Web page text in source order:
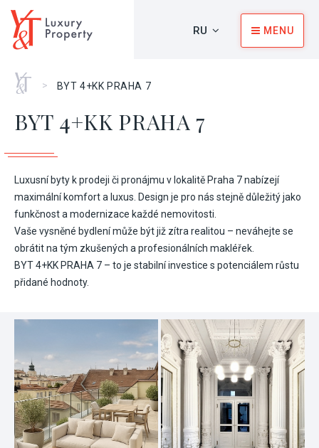
RU MENU
Главная
> BYT 4+KK PRAHA 7
BYT 4+KK PRAHA 7
Luxusní byty k prodeji či pronájmu v lokalitě Praha 7 nabízejí
maximální komfort a luxus. Design je pro nás stejně důležitý jako
funkčnost a modernizace každé nemovitosti.
Vaše vysněné bydlení může být již zítra realitou – neváhejte se
obrátit na tým zkušených a profesionálních makléřek.
BYT 4+KK PRAHA 7 – to je stabilní investice s potenciálem růstu
přidané hodnoty.